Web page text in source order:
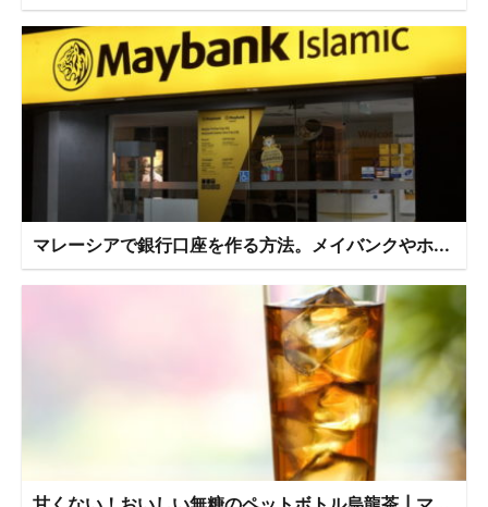
マレーシアで銀行口座を作る方法。メイバンクやホ...